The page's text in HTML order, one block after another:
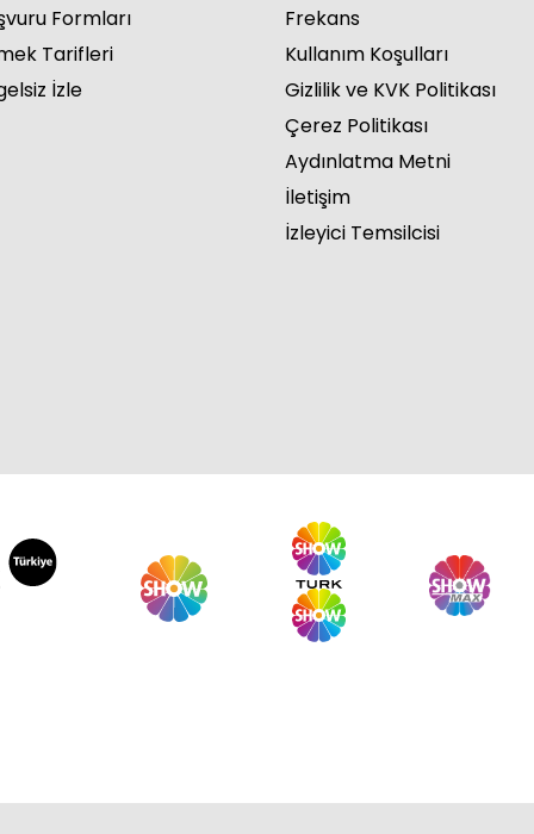
Formları
Tarifleri
İzle
Frekans
Kullanım Koşulları
Gizlilik ve KVK Politikası
Çerez Politikası
Aydınlatma Metni
İletişim
İzleyici Temsilcisi